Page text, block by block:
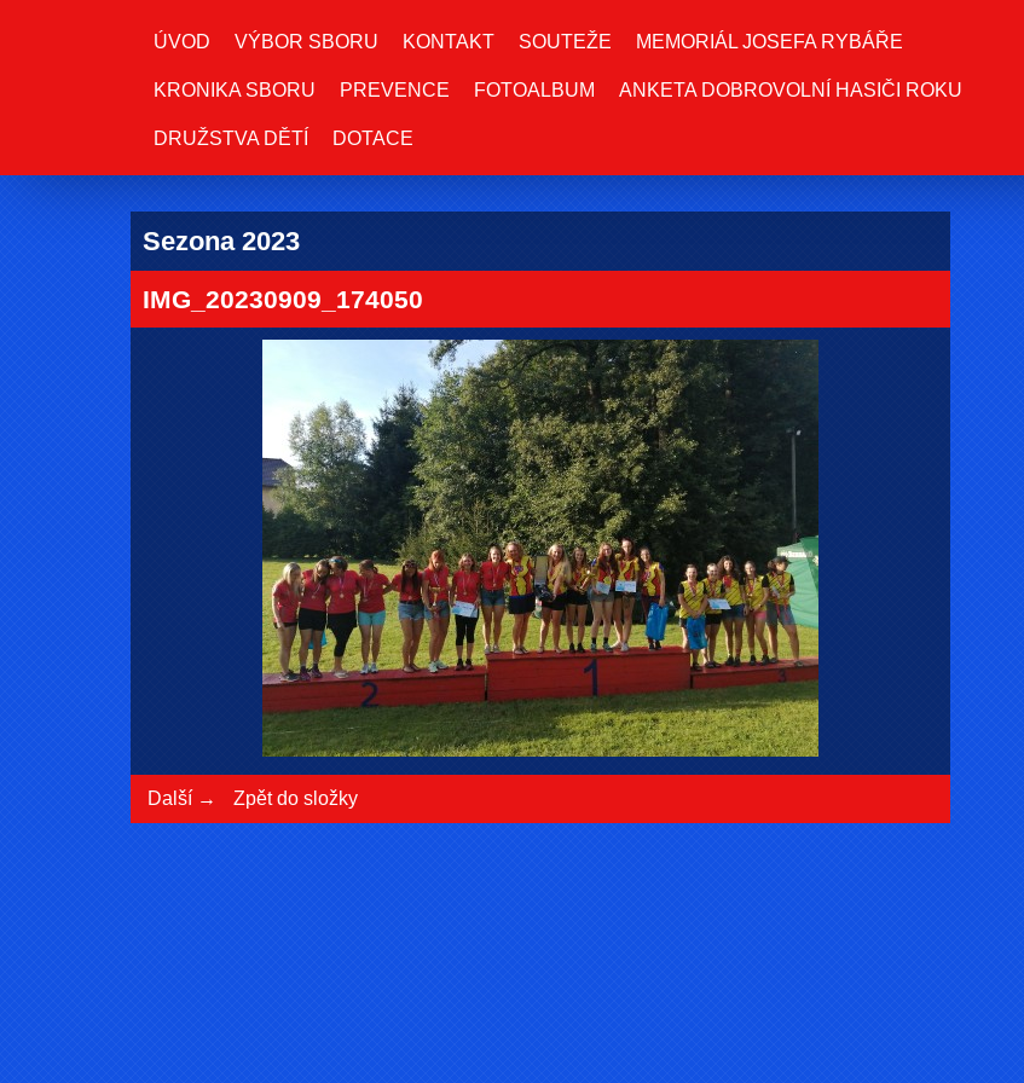
ÚVOD VÝBOR SBORU KONTAKT SOUTEŽE MEMORIÁL JOSEFA RYBÁŘE
KRONIKA SBORU PREVENCE FOTOALBUM ANKETA DOBROVOLNÍ HASIČI ROKU
DRUŽSTVA DĚTÍ DOTACE
Sezona 2023
IMG_20230909_174050
Další → Zpět do složky